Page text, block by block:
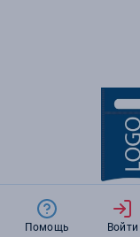
Помощь Войти